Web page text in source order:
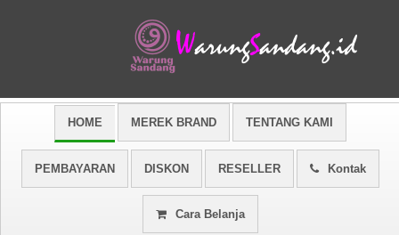
HOME MEREK BRAND TENTANG KAMI
PEMBAYARAN DISKON RESELLER Kontak
Cara Belanja